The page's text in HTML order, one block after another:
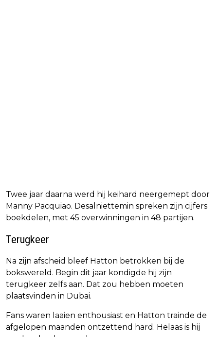
Twee jaar daarna werd hij keihard neergemept door
Manny Pacquiao. Desalniettemin spreken zijn cijfers
boekdelen, met 45 overwinningen in 48 partijen.
Terugkeer
Na zijn afscheid bleef Hatton betrokken bij de
bokswereld. Begin dit jaar kondigde hij zijn
terugkeer zelfs aan. Dat zou hebben moeten
plaatsvinden in Dubai.
Fans waren laaien enthousiast en Hatton trainde de
afgelopen maanden ontzettend hard. Helaas is hij